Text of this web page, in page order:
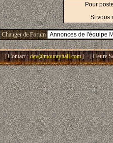
Pour
Si vous
Changer de Forum
[ Contact : dev@mountyhall.com ] - [ Heure